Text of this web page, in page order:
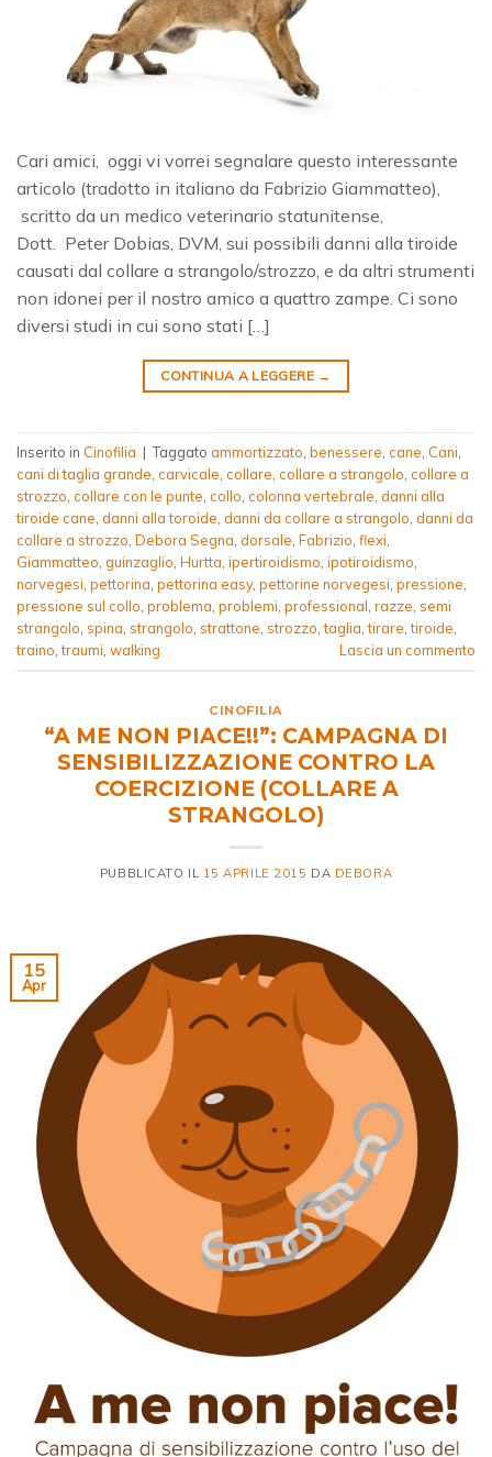
Cari amici, oggi vi vorrei segnalare questo interessante
articolo (tradotto in italiano da Fabrizio Giammatteo),
scritto da un medico veterinario statunitense,
Dott. Peter Dobias, DVM, sui possibili danni alla tiroide
causati dal collare a strangolo/strozzo, e da altri strumenti
non idonei per il nostro amico a quattro zampe. Ci sono
diversi studi in cui sono stati […]
CONTINUA A LEGGERE →
Inserito in Cinofilia | Taggato ammortizzato benessere cane Cani
cani di taglia grande carvicale collare collare a strangolo collare a
strozzo collare con le punte collo colonna vertebrale danni alla
tiroide cane danni alla toroide danni da collare a strangolo danni da
collare a strozzo Debora Segna dorsale Fabrizio flexi
Giammatteo guinzaglio Hurtta ipertiroidismo ipotiroidismo
norvegesi pettorina pettorina easy, pettorine norvegesi pressione
pressione sul collo problema problemi professional razze semi
strangolo spina strangolo strattone strozzo ,taglia ,tirare ,tiroide
traino ,traumi walking Lascia un commento
CINOFILIA
“A ME NON PIACE!!”: CAMPAGNA DI
SENSIBILIZZAZIONE CONTRO LA
COERCIZIONE (COLLARE A
STRANGOLO)
PUBBLICATO IL 15 APRILE 2015 DA DEBORA
15
Apr